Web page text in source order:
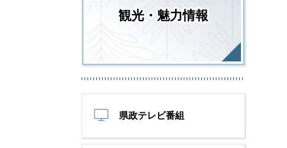
観光・魅力情報
県政テレビ番組